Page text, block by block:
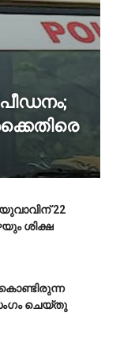
യുവാവിന് 22
ശിക്ഷ
ചെയ്‌തു